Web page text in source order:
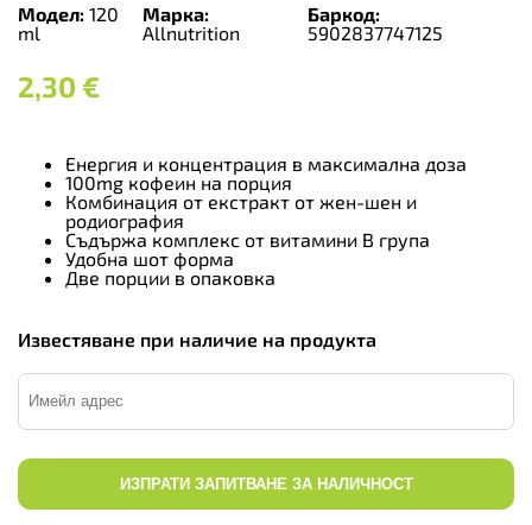
Модел: 120
ml
Марка:
Allnutrition
Баркод:
5902837747125
2,30 €
Енергия и концентрация в максимална доза
100mg кофеин на порция
Комбинация от екстракт от жен-шен и
родиография
Съдържа комплекс от витамини В група
Удобна шот форма
Две порции в опаковка
Известяване при наличие на продукта
ИЗПРАТИ ЗАПИТВАНЕ ЗА НАЛИЧНОСТ